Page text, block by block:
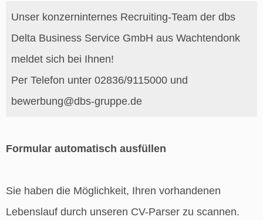
Unser konzerninternes Recruiting-Team der dbs
Delta Business Service GmbH aus Wachtendonk
meldet sich bei Ihnen!
Per Telefon unter 02836/9115000 und
bewerbung@dbs-gruppe.de
Formular automatisch ausfüllen
Sie haben die Möglichkeit, Ihren vorhandenen
Lebenslauf durch unseren CV-Parser zu scannen.